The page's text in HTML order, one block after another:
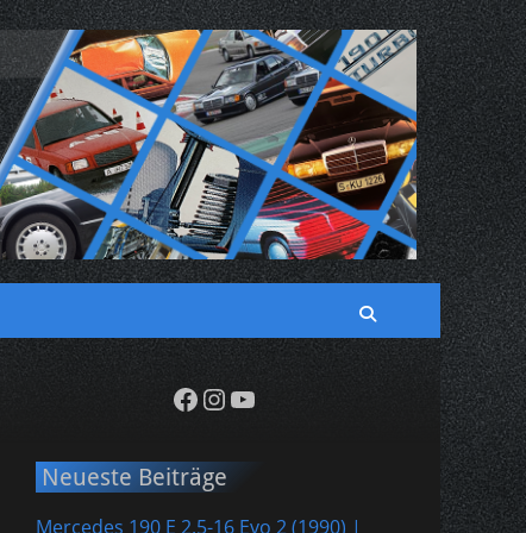
Suche
nach:
Suchen
Facebook
Instagram
YouTube
Neueste Beiträge
Mercedes 190 E 2.5-16 Evo 2 (1990) |